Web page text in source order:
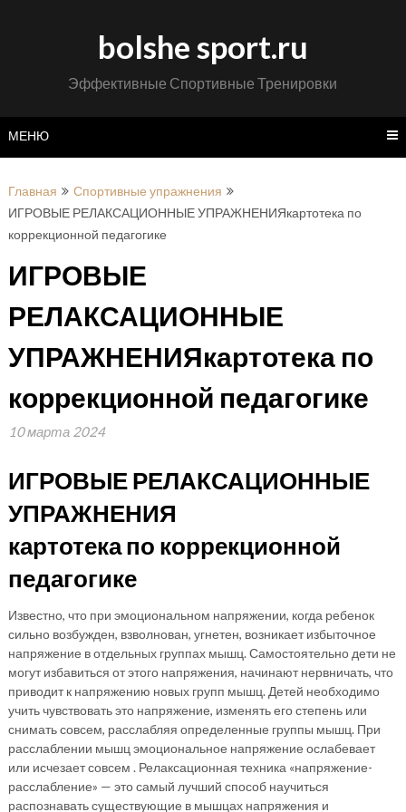
bolshe sport.ru
Эффективные Спортивные Тренировки
МЕНЮ
Главная
Спортивные упражнения
ИГРОВЫЕ РЕЛАКСАЦИОННЫЕ УПРАЖНЕНИЯкартотека по
коррекционной педагогике
ИГРОВЫЕ
РЕЛАКСАЦИОННЫЕ
УПРАЖНЕНИЯкартотека по
коррекционной педагогике
10 марта 2024
ИГРОВЫЕ РЕЛАКСАЦИОННЫЕ
УПРАЖНЕНИЯ
картотека по коррекционной
педагогике
Известно, что при эмоциональном напряжении, когда ребенок
сильно возбужден, взволнован, угнетен, возникает избыточное
напряжение в отдельных группах мышц. Самостоятельно дети не
могут избавиться от этого напряжения, начинают нервничать, что
приводит к напряжению новых групп мышц. Детей необходимо
учить чувствовать это напряжение, изменять его степень или
снимать совсем, расслабляя определенные группы мышц. При
расслаблении мышц эмоциональное напряжение ослабевает
или исчезает совсем . Релаксационная техника «напряжение-
расслабление» — это самый лучший способ научиться
распознавать существующие в мышцах напряжения и